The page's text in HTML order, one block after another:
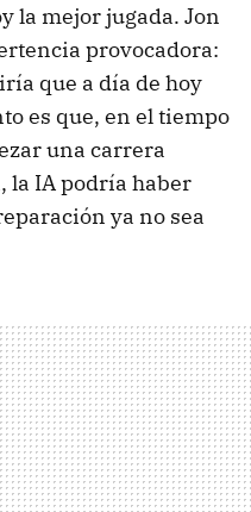
la mejor jugada. Jon
provocadora:
que a día de hoy
es que, en el tiempo
una carrera
IA podría haber
ya no sea